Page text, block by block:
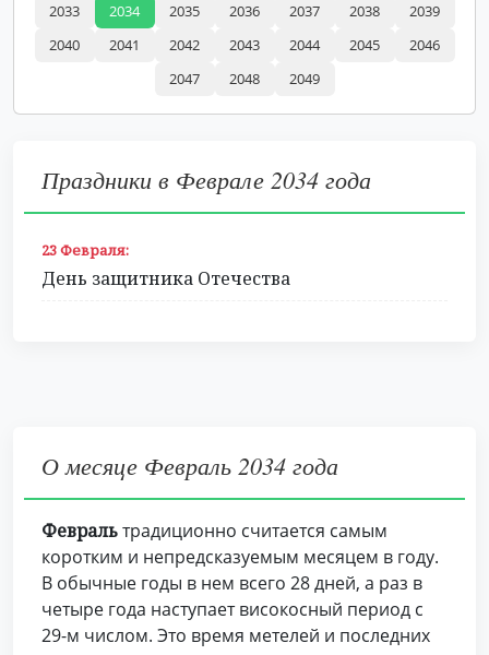
2033
2034 2035 2036 2037 2038
2039
2040
2041 2042 2043 2044 2045
2046
2047
2048 2049
Праздники в Феврале 2034 года
23 Февраля:
День защитника Отечества
О месяце Февраль 2034 года
Февральтрадиционно считается самым
коротким и непредсказуемым месяцем в году.
В обычные годы в нем всего 28 дней, а раз в
четыре года наступает високосный период с
29-м числом. Это время метелей и последних